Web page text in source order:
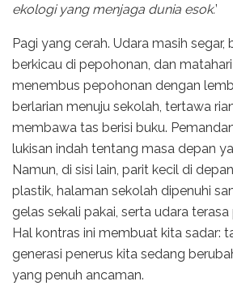
ekologi yang menjaga dunia esok.’
Pagi yang cerah. Udara masih segar,
berkicau di pepohonan, dan
menembus pepohonan dengan
berlarian menuju sekolah, tertawa
membawa tas berisi buku.
lukisan indah tentang masa depan
Namun, di sisi lain, parit kecil di
plastik, halaman sekolah dipenuhi
gelas sekali pakai, serta udara
Hal kontras ini membuat kita sadar:
generasi penerus kita sedang
yang penuh ancaman.